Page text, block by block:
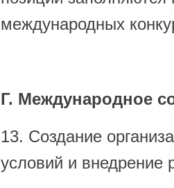
международных
Г. Международное
13. Создание
условий и внедрение